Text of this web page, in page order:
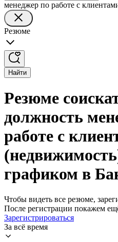
менеджер по работе с
Резюме
Найти
Резюме
должность
работе с
графиком в
Чтобы видеть все резюме,
После регистрации покажем
Зарегистрироваться
За всё время